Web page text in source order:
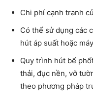
Chi phí cạnh tranh
Có thể sử dụng các
hút áp suất hoặc
Quy trình hút bể
thải, đục nền, vỡ
theo phương pháp